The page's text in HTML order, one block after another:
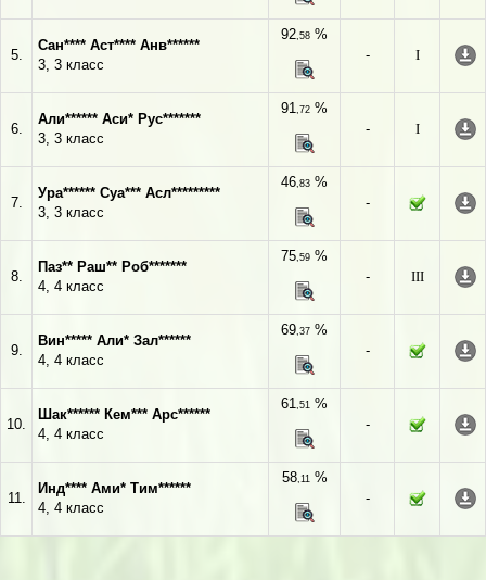
5.
Сан**** Аст**** Анв******
3, 3 класс
92,58 %
-
I
6.
Али****** Аси* Рус*******
3, 3 класс
91,72 %
-
I
7.
Ура****** Суа*** Асл*********
3, 3 класс
46,83 %
-
8.
Паз** Раш** Роб*******
4, 4 класс
75,59 %
-
III
9.
Вин***** Али* Зал******
4, 4 класс
69,37 %
-
10.
Шак****** Кем*** Арс******
4, 4 класс
61,51 %
-
11.
Инд**** Ами* Тим******
4, 4 класс
58,11%
-